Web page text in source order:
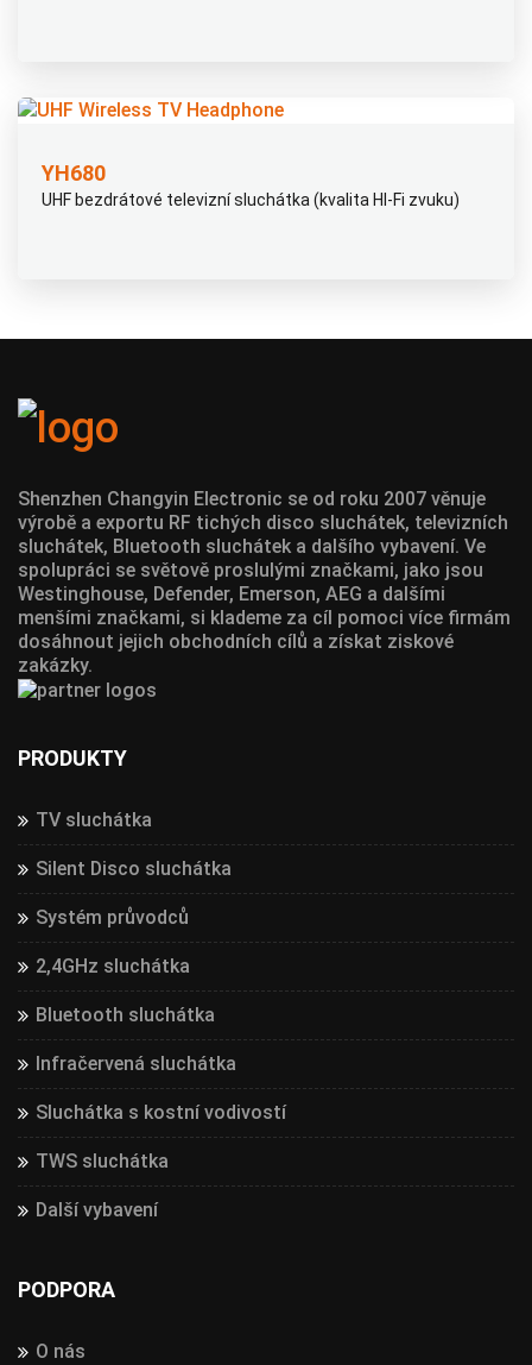
YH680
UHF bezdrátové televizní sluchátka (kvalita HI-Fi zvuku)
Shenzhen Changyin Electronic se od roku 2007 věnuje
výrobě a exportu RF tichých disco sluchátek, televizních
sluchátek, Bluetooth sluchátek a dalšího vybavení. Ve
spolupráci se světově proslulými značkami, jako jsou
Westinghouse, Defender, Emerson, AEG a dalšími
menšími značkami, si klademe za cíl pomoci více firmám
dosáhnout jejich obchodních cílů a získat ziskové
zakázky.
PRODUKTY
TV sluchátka
Silent Disco sluchátka
Systém průvodců
2,4GHz sluchátka
Bluetooth sluchátka
Infračervená sluchátka
Sluchátka s kostní vodivostí
TWS sluchátka
Další vybavení
PODPORA
O nás